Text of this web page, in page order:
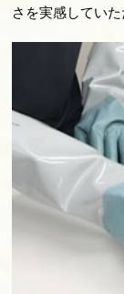
さを実感していた